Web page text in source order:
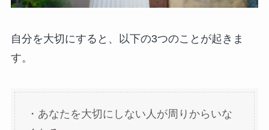
自分を大切にすると、以下の3つのことが起きま
す。
・あなたを大切にしない人が周りからいな